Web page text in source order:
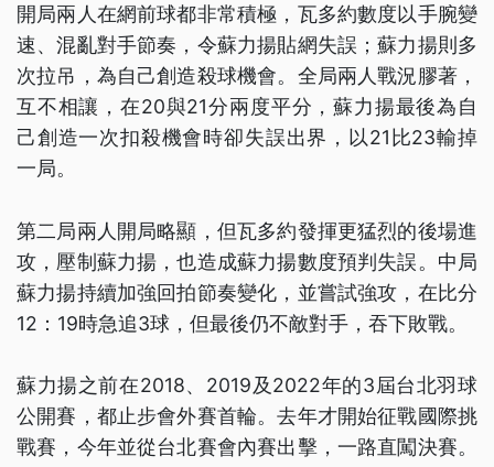
開局兩人在網前球都非常積極，瓦多約數度以手腕變
速、混亂對手節奏，令蘇力揚貼網失誤；蘇力揚則多
次拉吊，為自己創造殺球機會。全局兩人戰況膠著，
互不相讓，在20與21分兩度平分，蘇力揚最後為自
己創造一次扣殺機會時卻失誤出界，以21比23輸掉
一局。
第二局兩人開局略顯，但瓦多約發揮更猛烈的後場進
攻，壓制蘇力揚，也造成蘇力揚數度預判失誤。中局
蘇力揚持續加強回拍節奏變化，並嘗試強攻，在比分
12：19時急追3球，但最後仍不敵對手，吞下敗戰。
蘇力揚之前在2018、2019及2022年的3屆台北羽球
公開賽，都止步會外賽首輪。去年才開始征戰國際挑
戰賽，今年並從台北賽會內賽出擊，一路直闖決賽。